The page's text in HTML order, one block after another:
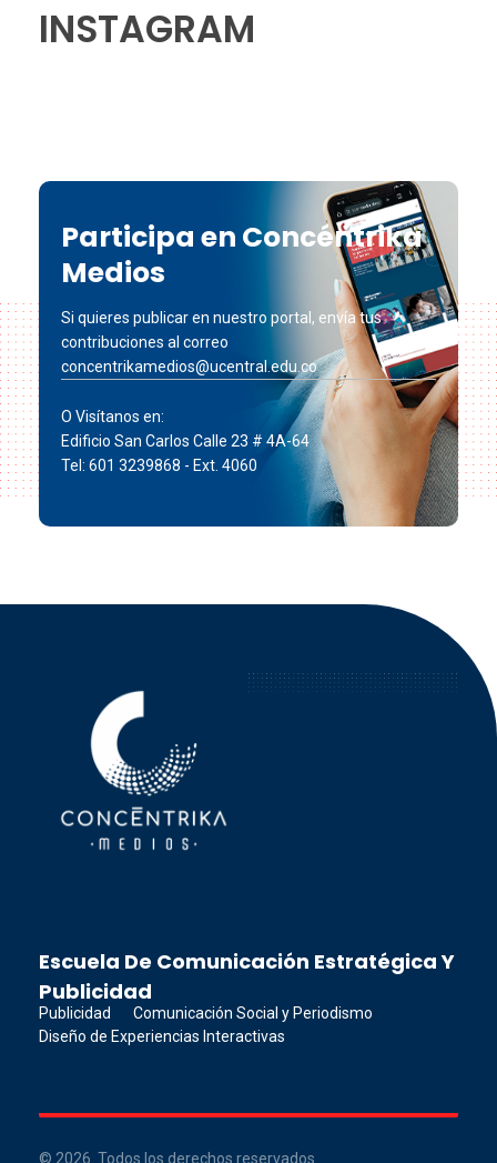
INSTAGRAM
Participa en Concéntrika
Medios
Si quieres publicar en nuestro portal, envía tus
contribuciones al correo
concentrikamedios@ucentral.edu.co
O Visítanos en:
Edificio San Carlos Calle 23 # 4A-64
Tel: 601 3239868 - Ext. 4060
Escuela De Comunicación Estratégica Y
Publicidad
Publicidad
Comunicación Social y Periodismo
Diseño de Experiencias Interactivas
© 2026. Todos los derechos reservados